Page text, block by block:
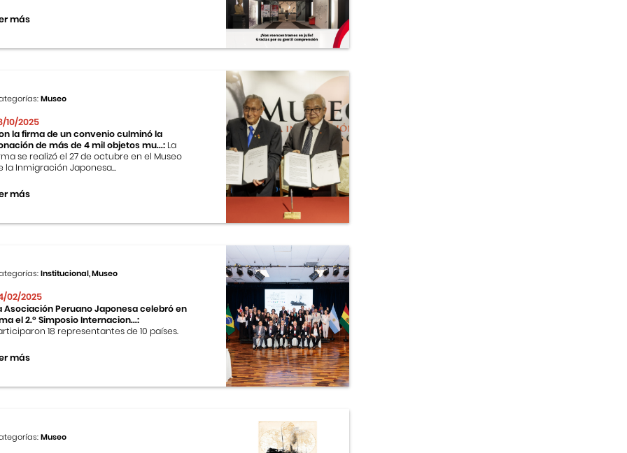
más
Museo
10/2025
la firma de un convenio culminó la
de más de 4 mil objetos mu...: La
se realizó el 27 de octubre en el Museo
la Inmigración Japonesa...
más
Institucional, Museo
02/2025
Asociación Peruano Japonesa celebró en
el 2.º Simposio Internacion...:
18 representantes de 10 países.
más
Museo